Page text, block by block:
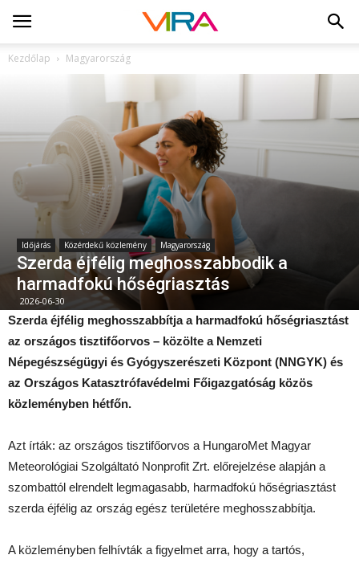
Kezdőlap Magyarország
Időjárás Közérdekű közlemény Magyarország
Szerda éjfélig meghosszabbodik a
harmadfokú hőségriasztás
2026-06-30
Szerda éjfélig meghosszabbítja a harmadfokú hőségriasztást
az országos tisztifőorvos – közölte a Nemzeti
Népegészségügyi és Gyógyszerészeti Központ (NNGYK) és
az Országos Katasztrófavédelmi Főigazgatóság közös
közleményben hétfőn.
Azt írták: az országos tisztifőorvos a HungaroMet Magyar
Meteorológiai Szolgáltató Nonprofit Zrt. előrejelzése alapján a
szombattól elrendelt legmagasabb, harmadfokú hőségriasztást
szerda éjfélig az ország egész területére meghosszabbítja.
A közleményben felhívták a figyelmet arra, hogy a tartós,